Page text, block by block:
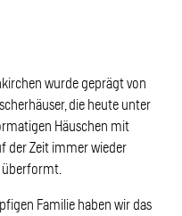
wurde geprägt von
die heute unter
Häuschen mit
der Zeit immer wieder
Familie haben wir das